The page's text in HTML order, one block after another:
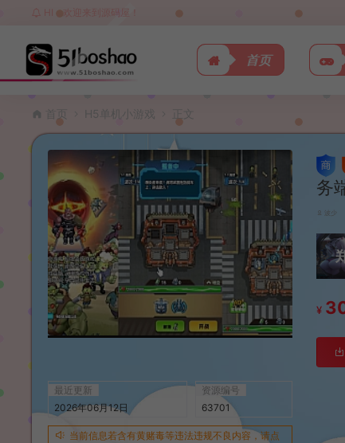
HI，欢迎来到源码屋！
首页
首页 H5单机小游戏 正文
最近更新
2026年06月12日
资源编号
63701
当前信息若含有黄赌毒等违法违规不良内容，请点
务
波少
¥